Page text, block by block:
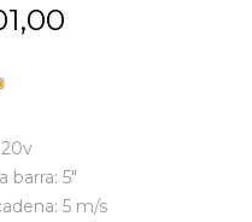
barra: 5"
5 m/s